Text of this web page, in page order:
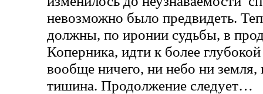
невозможно было предвидеть.
должны, по иронии судьбы, в
Коперника, идти к более
вообще ничего, ни небо ни
тишина. Продолжение следует…